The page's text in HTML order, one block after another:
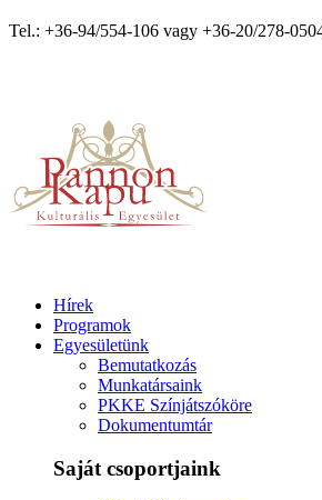
Tel.: +36-94/554-106 vagy +36-20/278-
Hírek
Programok
Egyesületünk
Bemutatkozás
Munkatársaink
PKKE Színjátszóköre
Dokumentumtár
Saját csoportjaink